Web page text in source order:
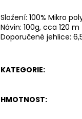
Složení: 100% Mikro
Návin: 100g, cca 120 m
Doporučené jehlice:
KATEGORIE:
HMOTNOST: